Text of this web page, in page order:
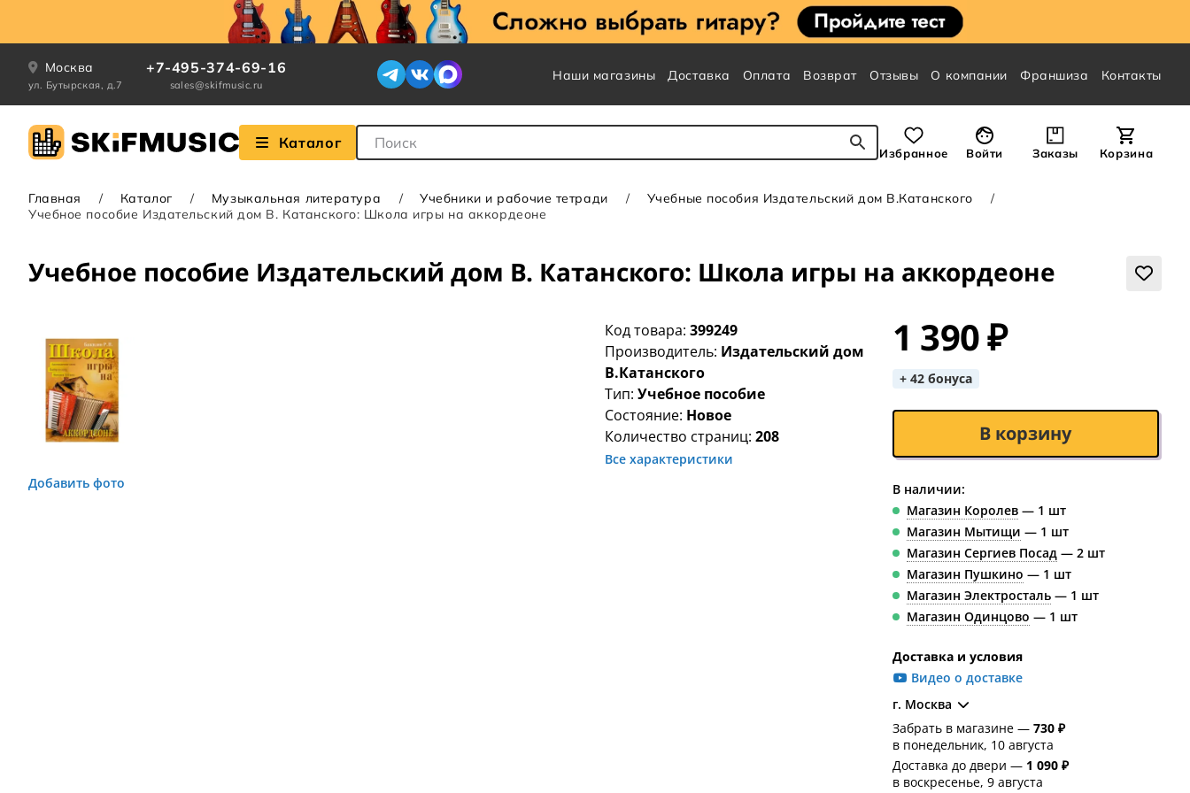
Москва
ул. Бутырская, д.7
+7-495-374-69-16
sales@skifmusic.ru
Наши магазины Доставка Оплата Возврат Отзывы О компании Франшиза Контакты
Каталог Поле для Поиска
Избранное Войти Заказы Корзина
Главная Каталог Музыкальная литература Учебники и рабочие тетради
Учебные пособия Издательский дом В.Катанского
Учебное пособие Издательский дом В. Катанского: Школа игры на аккордеоне
Учебное пособие Издательский дом В. Катанского: Школа игры на аккордеоне
Добавить фото
Код товара:399249
Производитель: Издательский дом
В.Катанского
Тип:Учебное пособие
Состояние: Новое
Количество страниц:208
Все характеристики
1 390 ₽
+ 42 бонуса
В корзину
В наличии:
Магазин Королев— 1 шт
Магазин Мытищи — 1 шт
Магазин Сергиев Посад— 2 шт
Магазин Пушкино — 1 шт
Магазин Электросталь— 1 шт
Магазин Одинцово — 1 шт
Доставка и условия
Видео о доставке
г. Москва
Забрать в магазине — 730 ₽
в понедельник, 10 августа
Доставка до двери — 1 090 ₽
в воскресенье, 9 августа